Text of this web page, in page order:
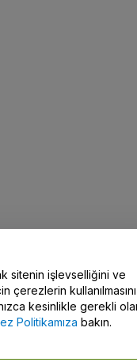
sitenin işlevselliğini ve
çerezlerin kullanılmasını
kesinlikle gerekli
Politikamıza bakın.